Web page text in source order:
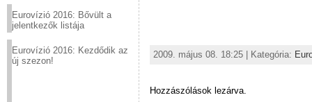
Eurovízió 2016: Bővült a
jelentkezők listája
Eurovízió 2016: Kezdődik az
új szezon!
2009. május 08. 18:25 | Kategória:
Hozzászólások lezárva.